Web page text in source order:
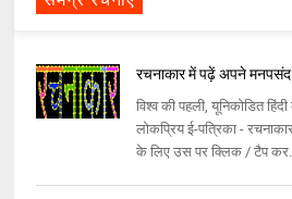
रचनाकार में पढ़ें अपने मनपसंद
विश्व की पहली, यूनिकोडित
लोकप्रिय ई-पत्रिका -
के लिए उस पर क्लिक / टैप